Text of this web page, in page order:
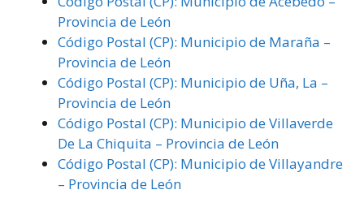
Provincia de León
Código Postal (CP): Municipio de Maraña –
Provincia de León
Código Postal (CP): Municipio de Uña, La –
Provincia de León
Código Postal (CP): Municipio de Villaverde
De La Chiquita – Provincia de León
Código Postal (CP): Municipio de Villayandre
– Provincia de León